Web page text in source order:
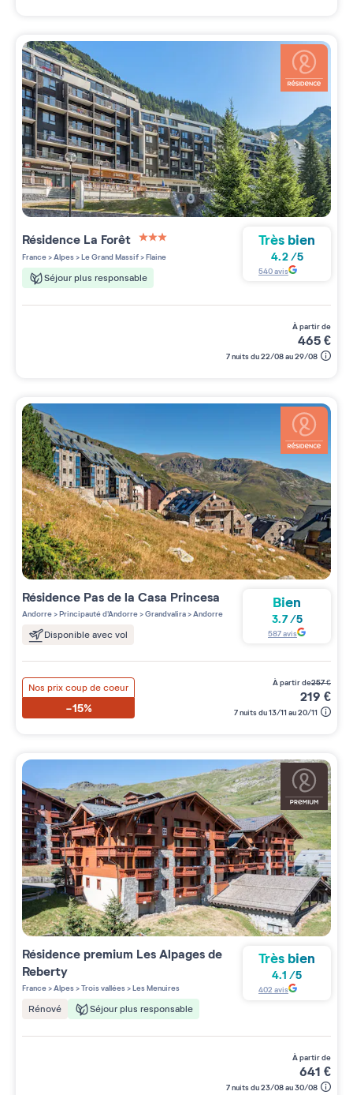
Résidence La Forêt
3 étoiles sur 5
France>Alpes>Le Grand Massif>Flaine
Séjour plus responsable
Très bien
4.2/5
540avis
à partir de
465€
7 nuits du 22/08 au 29/08
Résidence Pas de la Casa Princesa
Andorre>Principauté d'Andorre>Grandvalira>Andorre
Disponible avec vol
Bien
3.7 /5
587avis
Nos prix coup de coeur
-15%
à partir de257€
219 €
7 nuits du 13/11 au 20/11
Résidence premium Les Alpages de
Reberty
France>Alpes>Trois vallées>Les Menuires
Rénové Séjour plus responsable
Très bien
4.1 /5
402 avis
à partir de
641 €
7 nuits du 23/08 au 30/08